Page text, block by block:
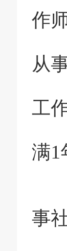
作
从
（
工
（
满1
事